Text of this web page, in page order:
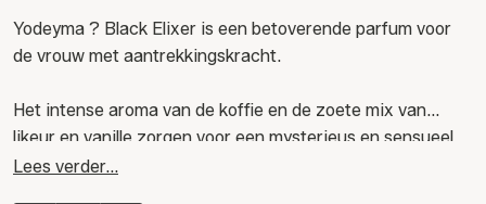
Yodeyma ? Black Elixer is een betoverende parfum voor
de vrouw met aantrekkingskracht.
Het intense aroma van de koffie en de zoete mix van
likeur en vanille zorgen voor een mysterieus en sensueel
parfum.
Lees verder...